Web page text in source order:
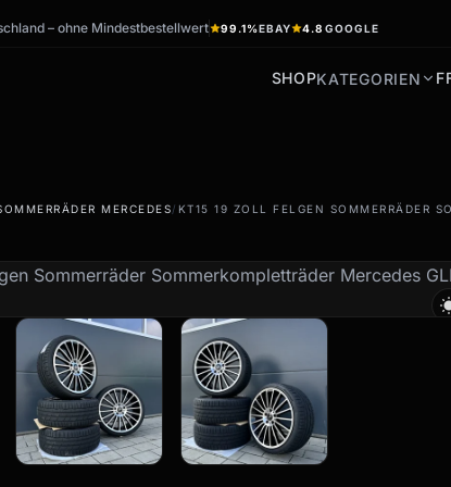
– ohne Mindestbestellwert 99.1%EBAY 4.8 GOOGLE
SHOPKATEGORIEN
Winterräder & Felgen
Ganzjahresräder &
Felgen
MERCEDES/ KT15 19 ZOLL FELGEN SOMMERRÄDER